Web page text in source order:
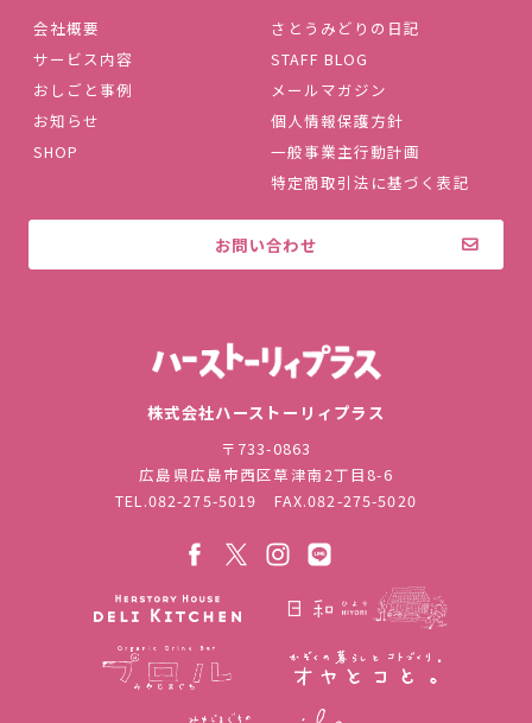
会社概要
サービス内容
おしごと事例
お知らせ
SHOP
さとうみどりの日記
STAFF BLOG
メールマガジン
個人情報保護方針
一般事業主行動計画
特定商取引法に基づく表記
お問い合わせ
株式会社ハーストーリィプラス
〒733-0863
広島県広島市西区草津南2丁目8-6
TEL.082-275-5019 FAX.082-275-5020